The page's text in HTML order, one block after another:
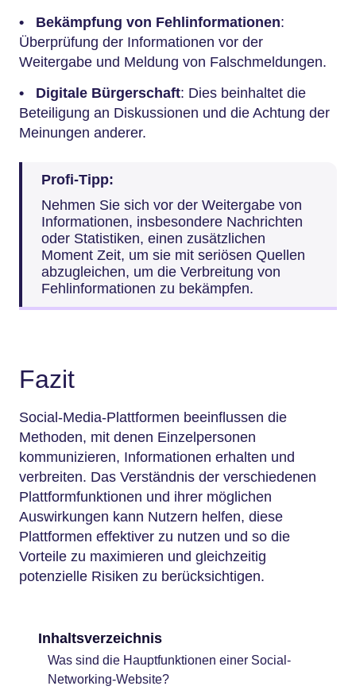
•
Bekämpfung von Fehlinformationen:
Überprüfung der Informationen vor der
Weitergabe und Meldung von Falschmeldungen.
•
Digitale Bürgerschaft: Dies beinhaltet die
Beteiligung an Diskussionen und die Achtung der
Meinungen anderer.
Profi-Tipp:
Nehmen Sie sich vor der Weitergabe von
Informationen, insbesondere Nachrichten
oder Statistiken, einen zusätzlichen
Moment Zeit, um sie mit seriösen Quellen
abzugleichen, um die Verbreitung von
Fehlinformationen zu bekämpfen.
Fazit
Social-Media-Plattformen beeinflussen die
Methoden, mit denen Einzelpersonen
kommunizieren, Informationen erhalten und
verbreiten. Das Verständnis der verschiedenen
Plattformfunktionen und ihrer möglichen
Auswirkungen kann Nutzern helfen, diese
Plattformen effektiver zu nutzen und so die
Vorteile zu maximieren und gleichzeitig
potenzielle Risiken zu berücksichtigen.
Inhaltsverzeichnis
Was sind die Hauptfunktionen einer Social-
Networking-Website?